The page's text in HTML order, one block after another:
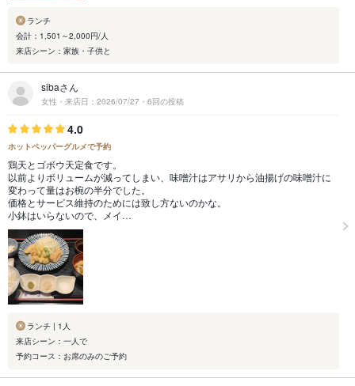
ランチ
会計：1,501～2,000円/人
来店シーン：家族・子供と
sibaさん
女性・来店日：2026/07/27・6回の投稿
4.0
ホットペッパーグルメで予約
鶏天とゴボウ天定食です。
以前よりボリュームが減ってしまい、味噌汁はアサリから油揚げの味噌汁に
変わって量はお椀の半分でした。
価格とサービス維持のためには致し方ないのかな。
小鉢はいらないので、メイ…
ランチ | 1人
来店シーン：一人で
予約コース：お席のみのご予約